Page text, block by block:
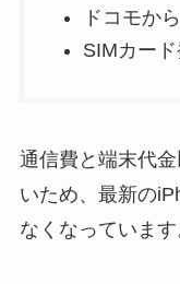
ドコモか
SIMカー
通信費と端末代
いため、最新の
なくなっています